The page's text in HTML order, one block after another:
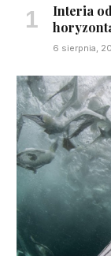
Interia
6 sierpnia,